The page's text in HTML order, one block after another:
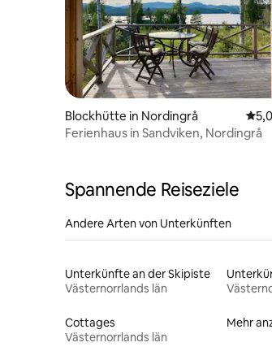
Blockhütte in Nordingrå
Ferienhaus in Sandviken, Nordingrå
Spannende Reiseziele
Andere Arten von Unterkünften
Unterkünfte an der Skipiste
Västernorrlands län
Cottages
Västernorrlands län
Mehr